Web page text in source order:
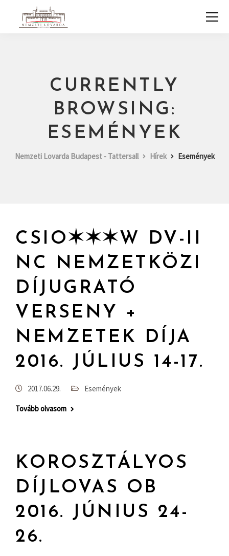
CURRENTLY
BROWSING:
ESEMÉNYEK
Nemzeti Lovarda Budapest - Tattersall Hírek Események
CSIO✶✶✶W DV-II
NC NEMZETKÖZI
DÍJUGRATÓ
VERSENY +
NEMZETEK DÍJA
2016. JÚLIUS 14-17.
2017.06.29. Események
Tovább olvasom
KOROSZTÁLYOS
DÍJLOVAS OB
2016. JÚNIUS 24-
26.